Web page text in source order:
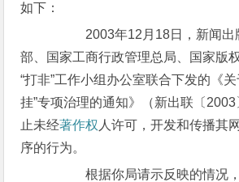
如下：
2003年12月18日，新闻出
部、国家工商行政管理总局、国家版
“打非”工作小组办公室联合下发的《关
挂”专项治理的通知》（新出联〔
止未经著作权 人许可，开发和传播其
序的行为。
根据你局请示反映的情况，